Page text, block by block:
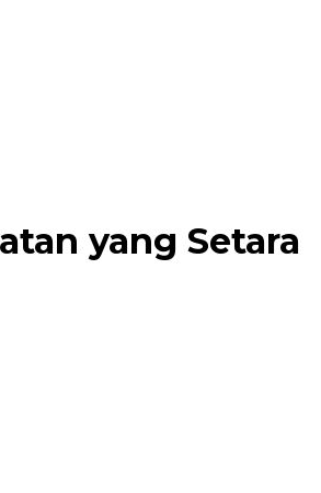
yang Setara